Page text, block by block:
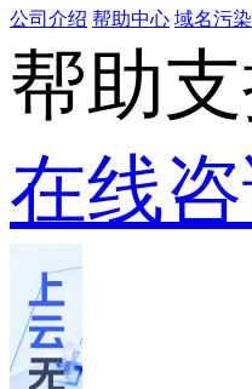
公司介绍 帮助中心 域名污
帮助
在线